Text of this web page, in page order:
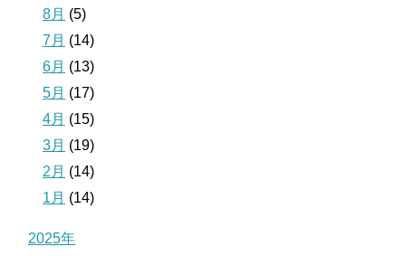
8月 (5)
7月 (14)
6月 (13)
5月 (17)
4月 (15)
3月 (19)
2月 (14)
1月 (14)
2025年